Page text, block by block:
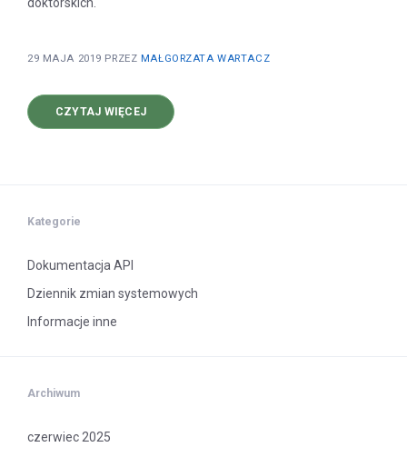
doktorskich.
29 MAJA 2019 PRZEZ MAŁGORZATA WARTACZ
CZYTAJ WIĘCEJO
NOWA
WERSJA
Kategorie
Dokumentacja API
Dziennik zmian systemowych
Informacje inne
Archiwum
czerwiec 2025